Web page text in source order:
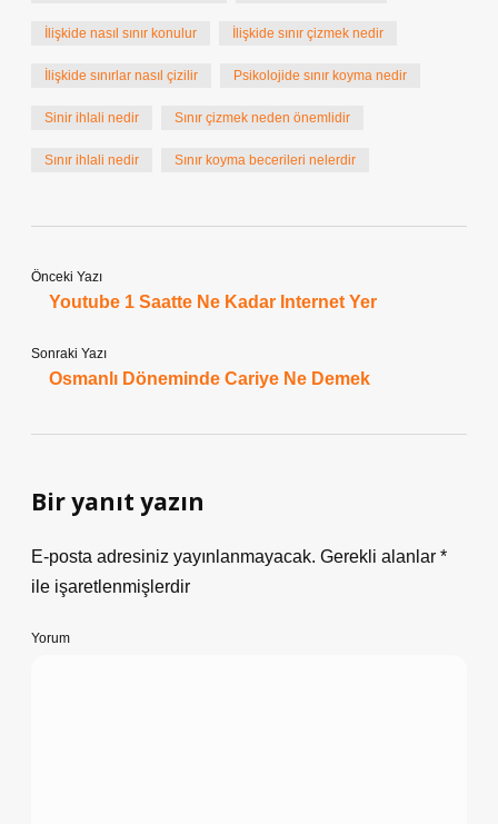
İlişkide nasıl sınır konulur İlişkide sınır çizmek nedir
İlişkide sınırlar nasıl çizilir Psikolojide sınır koyma nedir
Sinir ihlali nedir Sınır çizmek neden önemlidir
Sınır ihlali nedir Sınır koyma becerileri nelerdir
Önceki Yazı
Youtube 1 Saatte Ne Kadar Internet Yer
Sonraki Yazı
Osmanlı Döneminde Cariye Ne Demek
Bir yanıt yazın
E-posta adresiniz yayınlanmayacak. Gerekli alanlar *
ile işaretlenmişlerdir
Yorum